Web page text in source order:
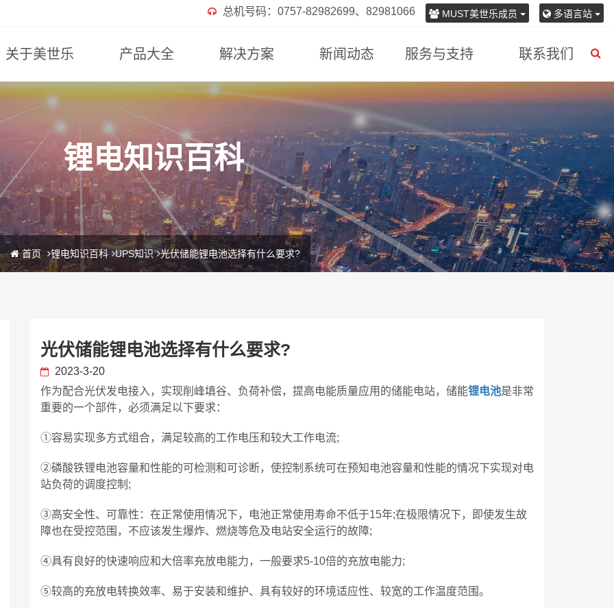
多语言站
MUST美世乐成员
总机号码：0757-82982699、82981066
关于美世乐 产品大全 解决方案 新闻动态 服务与支持 联系我们
锂电知识百科
首页 锂电知识百科 UPS知识 光伏储能锂电池选择有什么要求?
光伏储能锂电池选择有什么要求?
2023-3-20
作为配合光伏发电接入，实现削峰填谷、负荷补偿，提高电能质量应用的储能电站，储能锂电池是非常
重要的一个部件，必须满足以下要求：
①容易实现多方式组合，满足较高的工作电压和较大工作电流;
②磷酸铁锂电池容量和性能的可检测和可诊断，使控制系统可在预知电池容量和性能的情况下实现对电
站负荷的调度控制;
③高安全性、可靠性：在正常使用情况下，电池正常使用寿命不低于15年;在极限情况下，即使发生故
障也在受控范围，不应该发生爆炸、燃烧等危及电站安全运行的故障;
④具有良好的快速响应和大倍率充放电能力，一般要求5-10倍的充放电能力;
⑤较高的充放电转换效率、易于安装和维护、具有较好的环境适应性、较宽的工作温度范围。